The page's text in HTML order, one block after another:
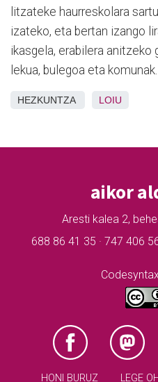
litzateke haurreskolara
izateko, eta bertan izango
ikasgela, erabilera anitzeko
lekua, bulegoa eta komunak.
HEZKUNTZA LOIU
aikor
Aresti kalea 2,
688 86 41 35 · 747 406
HONI BURUZ LEGE